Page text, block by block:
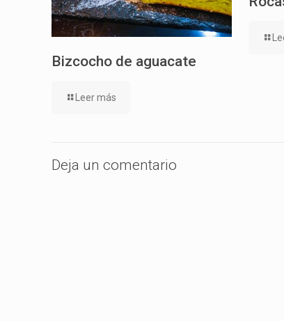
Bizcocho de aguacate
Leer más
Deja un comentario